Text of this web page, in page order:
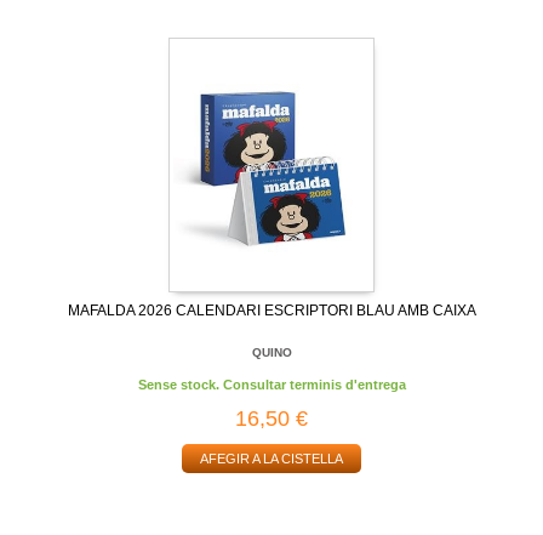
MAFALDA 2026 CALENDARI ESCRIPTORI BLAU AMB CAIXA
QUINO
Sense stock. Consultar terminis d'entrega
16,50 €
AFEGIR A LA CISTELLA